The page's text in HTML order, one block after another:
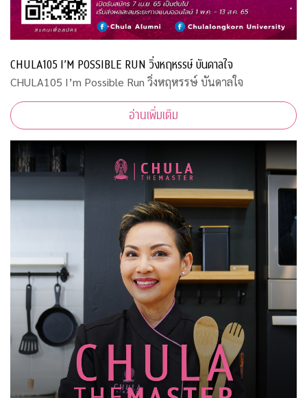
CHULA105 I’M POSSIBLE RUN วิ่งหฤหรรษ์ บันดาลใจ
CHULA105 I’m Possible Run วิ่งหฤหรรษ์ บันดาลใจ
อ่านเพิ่มเติม